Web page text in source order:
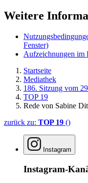
Weitere
Fenster)
Aufzeichnungen im
Startseite
Mediathek
186. Sitzung vom
TOP 19
Rede von Sabine
zurück zu: TOP 19 ()
Instagram
Instagram-